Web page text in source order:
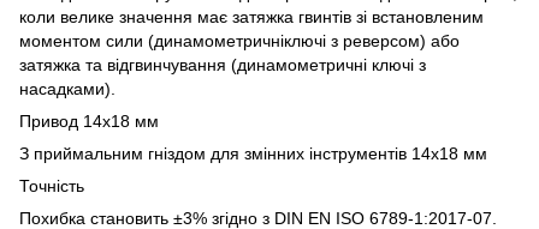
коли велике значення має затяжка гвинтів зі встановленим
моментом сили (динамометричніключі з реверсом) або
затяжка та відгвинчування (динамометричні ключі з
насадками).
Привод 14x18 мм
З приймальним гніздом для змінних інструментів 14x18 мм
Точність
Похибка становить ±3% згідно з DIN EN ISO 6789-1:2017-07.